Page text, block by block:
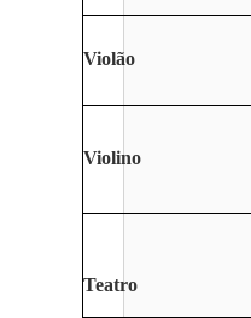
Violão
Violino
Teatro